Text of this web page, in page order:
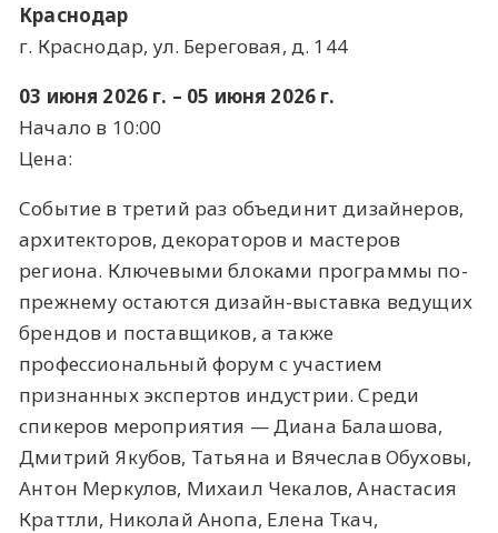
Краснодар
г. Краснодар, ул. Береговая, д. 144
03 июня 2026 г. – 05 июня 2026 г.
Начало в 10:00
Цена:
Событие в третий раз объединит дизайнеров,
архитекторов, декораторов и мастеров
региона. Ключевыми блоками программы по-
прежнему остаются дизайн-выставка ведущих
брендов и поставщиков, а также
профессиональный форум с участием
признанных экспертов индустрии. Среди
спикеров мероприятия — Диана Балашова,
Дмитрий Якубов, Татьяна и Вячеслав Обуховы,
Антон Меркулов, Михаил Чекалов, Анастасия
Краттли, Николай Анопа, Елена Ткач,